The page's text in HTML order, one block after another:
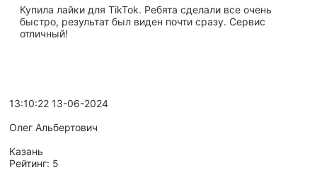
Купила лайки для TikTok. Ребята сделали все очень
быстро, результат был виден почти сразу. Сервис
отличный!
13:10:22 13-06-2024
Олег Альбертович
Казань
Рейтинг: 5